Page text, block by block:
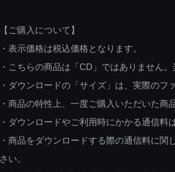
【ご購入について】
・表示価格は税込価格となります。
・こちらの商品は「CD」ではありません
・ダウンロードの「サイズ」は、実際のフ
・商品の特性上、一度ご購入いただいた商
・ダウンロードやご利用時にかかる通信料
・商品をダウンロードする際の通信料に
さい。